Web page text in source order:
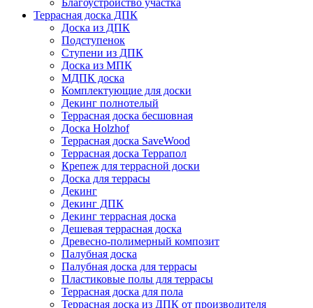
Благоустройство участка
Террасная доска ДПК
Доска из ДПК
Подступенок
Ступени из ДПК
Доска из МПК
МДПК доска
Комплектующие для доски
Декинг полнотелый
Террасная доска бесшовная
Доска Holzhof
Террасная доска SaveWood
Террасная доска Террапол
Крепеж для террасной доски
Доска для террасы
Декинг
Декинг ДПК
Декинг террасная доска
Дешевая террасная доска
Древесно-полимерный композит
Палубная доска
Палубная доска для террасы
Пластиковые полы для террасы
Террасная доска для пола
Террасная доска из ДПК от производителя